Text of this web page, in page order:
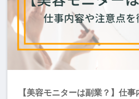
【美容モニターは副業？】仕